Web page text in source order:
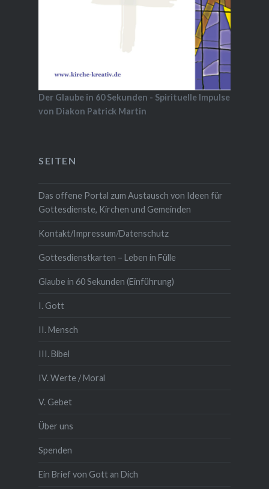
Der Glaube in 60 Sekunden - Spirituelle Impulse
von Diakon Patrick Martin
SEITEN
Das offene Portal zum Austausch von Ideen für
Gottesdienste, Kirchen und Gemeinden
Kontakt/Impressum/Datenschutz
Gottesdienstkarten – Leben in Fülle
Glaube in 60 Sekunden (Einführung)
I. Gott
II. Mensch
III. Bibel
IV. Werte / Moral
V. Gebet
Über uns
Spenden
Ein Brief von Gott an Dich